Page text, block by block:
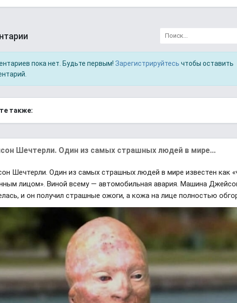
пока нет. Будьте первым! Зарегистрируйтесь чтобы оставить
также:
Шечтерли. Один из самых страшных людей в мире...
Шечтерли. Один из самых страшных людей в мире известен как
лицом». Виной всему — автомобильная авария. Машина
и он получил страшные ожоги, а кожа на лице полностью